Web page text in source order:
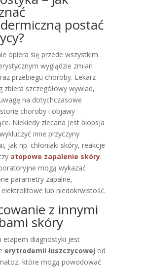
postać
opiera się przede wszystkim
wyglądzie zmian
przebiegu choroby. Lekarz
zbiera szczegółowy wywiad,
na dotychczasowe
choroby i objawy
Niekiedy zlecana jest biopsja
inne przyczyny
jak np. chłoniaki skóry, reakcje
atopowe zapalenie skóry.
mogą wykazać
parametry zapalne,
elektrolitowe lub niedokrwistość.
z innymi
skóry
etapem diagnostyki jest
erytrodemii łuszczycowej od
które mogą powodować